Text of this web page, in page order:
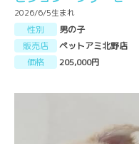
2026/6/5生まれ
性別
男の子
販売店
ペットアミ北野店
価格
205,000円